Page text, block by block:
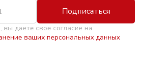
Подписаться
вы даете свое согласие на
ваших персональных данных